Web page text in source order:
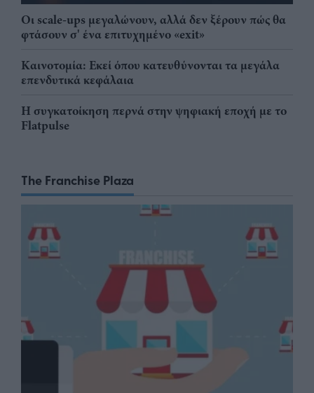
Οι scale-ups μεγαλώνουν, αλλά δεν ξέρουν πώς θα
φτάσουν σ' ένα επιτυχημένο «exit»
Καινοτομία: Εκεί όπου κατευθύνονται τα μεγάλα
επενδυτικά κεφάλαια
Η συγκατοίκηση περνά στην ψηφιακή εποχή με το
Flatpulse
The Franchise Plaza